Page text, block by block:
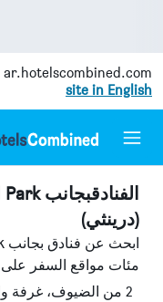
ar.hotelscombined.com
site in English
(درينثي)
مئات مواقع السفر على HotelsCombined وقارن بينها ووفّر.
2 من الضيوف، غرفة واحدة